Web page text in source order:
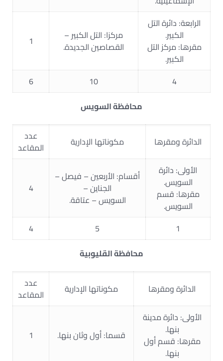
الرابعة: دائرة التل
الكبير.
مقرها: مركز التل
الكبير.
مركزا: التل الكبير –
القصاصين الجديدة.
1
4
10
6
محافظة السويس
الدائرة ومقرها مكوناتها الإدارية
عدد
المقاعد
الأولى: دائرة
السويس.
مقرها: قسم
السويس.
أقسام: الأربعين – فيصل –
الجناين –
السويس – عتاقة.
4
1
5
4
محافظة القليوبية
الدائرة ومقرها مكوناتها الإدارية
عدد
المقاعد
الأولى: دائرة مدينة
بنها.
مقرها: قسم أول
بنها.
قسما: أول وثان بنها. 1